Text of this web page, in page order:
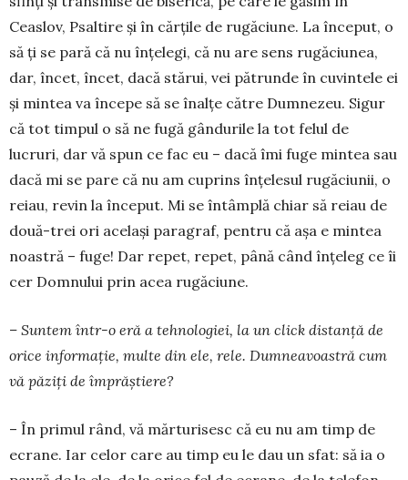
Ceaslov, Psaltire și în cărțile de rugăciune. La început, o
să ți se pară că nu înțelegi, că nu are sens rugăciunea,
dar, încet, încet, dacă stărui, vei pătrunde în cuvintele ei
și mintea va începe să se înalțe către Dumnezeu. Sigur
că tot timpul o să ne fugă gândurile la tot felul de
lucruri, dar vă spun ce fac eu – dacă îmi fuge min­tea sau
dacă mi se pare că nu am cuprins înțele­sul rugăciunii, o
reiau, revin la început. Mi se întâmplă chiar să reiau de
două-trei ori același paragraf, pen­tru că așa e mintea
noas­tră – fuge! Dar repet, repet, până când înțeleg ce îi
cer Domnului prin acea rugăciune.
– Suntem într-o eră a tehnologiei, la un click distanță de
orice informație, multe din ele, rele. Dumneavoastră cum
vă păziți de împrăștiere?
– În primul rând, vă mărturisesc că eu nu am timp de
ecrane. Iar celor care au timp eu le dau un sfat: să ia o